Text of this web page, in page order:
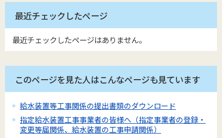
最近チェックしたページ
最近チェックしたページはありません。
このページを見た人はこんなページも見ています
給水装置等工事関係の提出書類のダウンロード
指定給水装置工事事業者の皆様へ（指定事業者の登録・
変更等届関係、給水装置の工事申請関係）